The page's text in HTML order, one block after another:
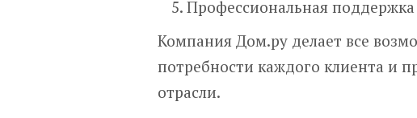
Профессиональная поддержка
Компания Дом.ру делает все
потребности каждого клиента и
отрасли.